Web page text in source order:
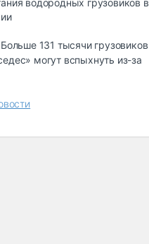
водородных грузовиков в
Больше 131 тысячи грузовиков
могут вспыхнуть из-за